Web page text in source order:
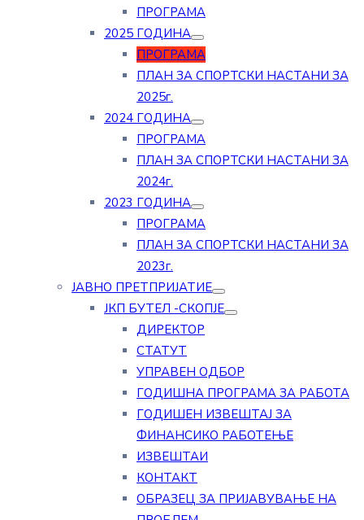
ПРОГРАМА
2025 ГОДИНА
ПРОГРАМА
ПЛАН ЗА СПОРТСКИ НАСТАНИ ЗА
2025г.
2024 ГОДИНА
ПРОГРАМА
ПЛАН ЗА СПОРТСКИ НАСТАНИ ЗА
2024г.
2023 ГОДИНА
ПРОГРАМА
ПЛАН ЗА СПОРТСКИ НАСТАНИ ЗА
2023г.
ЈАВНО ПРЕТПРИЈАТИЕ
ЈКП БУТЕЛ -СКОПЈЕ
ДИРЕКТОР
СТАТУТ
УПРАВЕН ОДБОР
ГОДИШНА ПРОГРАМА ЗА РАБОТА
ГОДИШЕН ИЗВЕШТАЈ ЗА
ФИНАНСИКО РАБОТЕЊЕ
ИЗВЕШТАИ
КОНТАКТ
ОБРАЗЕЦ ЗА ПРИЈАВУВАЊЕ НА